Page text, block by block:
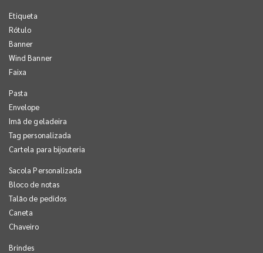
Etiqueta
Rótulo
Banner
Wind Banner
Faixa
Pasta
Envelope
Imã de geladeira
Tag personalizada
Cartela para bijouteria
Sacola Personalizada
Bloco de notas
Talão de pedidos
Caneta
Chaveiro
Brindes